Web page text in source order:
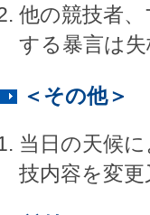
他の競技者
する暴言は
＜その他＞
当日の天候
技内容を変